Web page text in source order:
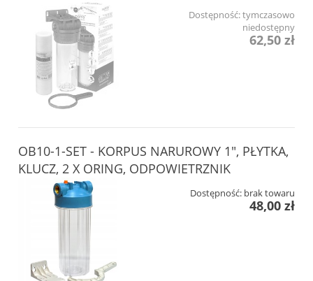
Dostępność:tymczasowo
niedostępny
62,50 zł
OB10-1-SET - KORPUS NARUROWY 1", PŁYTKA,
KLUCZ, 2 X ORING, ODPOWIETRZNIK
Dostępność: brak towaru
48,00 zł